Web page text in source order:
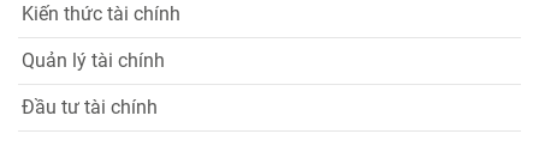
Kiến thức tài chính
Quản lý tài chính
Đầu tư tài chính